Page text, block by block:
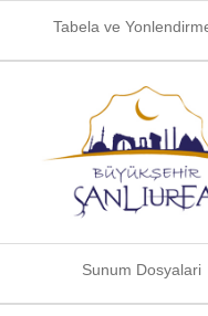
Tabela ve
Sunum Dosyalari